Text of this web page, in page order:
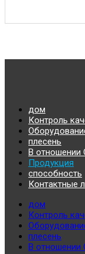
дом
Контроль
плесень
В отношении
Продукция
способность
Контактные
дом
Контроль
плесень
В отношении